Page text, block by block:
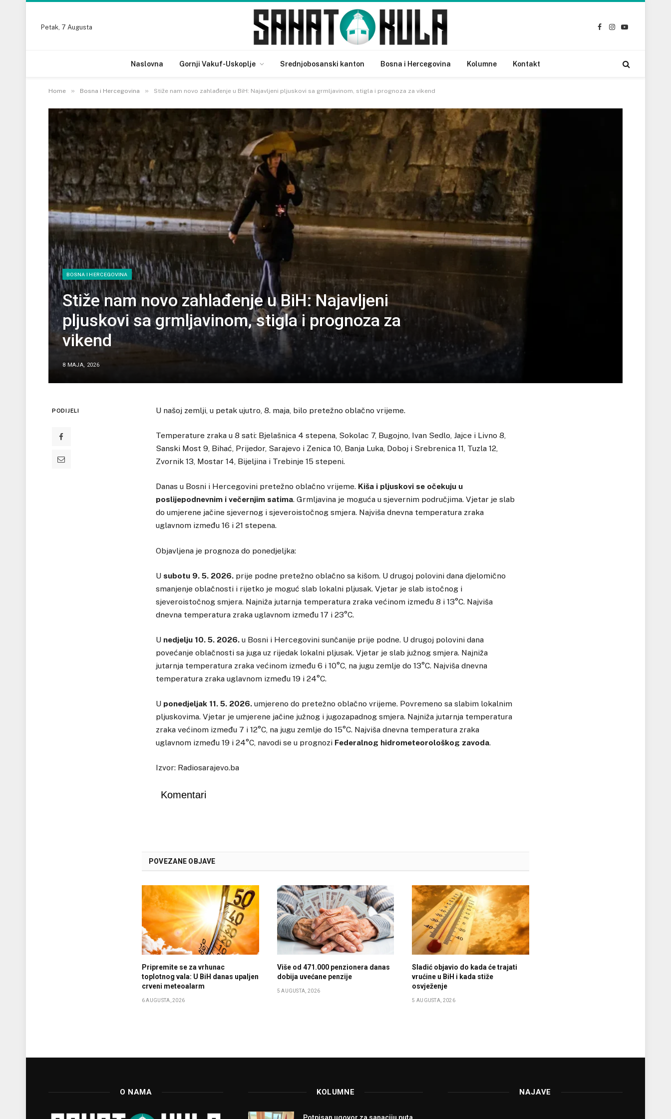
Petak, 7 Augusta
Facebook
Instagram
YouTube
Naslovna Gornji Vakuf-Uskoplje Srednjobosanski kanton Bosna i Hercegovina Kolumne Kontakt
Home » Bosna i Hercegovina » Stiže nam novo zahlađenje u BiH: Najavljeni pljuskovi sa grmljavinom, stigla i prognoza za vikend
BOSNA I HERCEGOVINA
Stiže nam novo zahlađenje u BiH: Najavljeni
pljuskovi sa grmljavinom, stigla i prognoza za
vikend
8 MAJA, 2026
PODIJELI U našoj zemlji, u petak ujutro, 8. maja, bilo pretežno oblačno vrijeme.
Temperature zraka u 8 sati: Bjelašnica 4 stepena, Sokolac 7, Bugojno, Ivan Sedlo, Jajce i Livno 8,
Sanski Most 9, Bihać, Prijedor, Sarajevo i Zenica 10, Banja Luka, Doboj i Srebrenica 11, Tuzla 12,
Zvornik 13, Mostar 14, Bijeljina i Trebinje 15 stepeni.
Danas u Bosni i Hercegovini pretežno oblačno vrijeme. Kiša i pljuskovi se očekuju u
poslijepodnevnim i večernjim satima. Grmljavina je moguća u sjevernim područjima. Vjetar je slab
do umjerene jačine sjevernog i sjeveroistočnog smjera. Najviša dnevna temperatura zraka
uglavnom između 16 i 21 stepena.
Objavljena je prognoza do ponedjeljka:
U subotu 9. 5. 2026. prije podne pretežno oblačno sa kišom. U drugoj polovini dana djelomično
smanjenje oblačnosti i rijetko je moguć slab lokalni pljusak. Vjetar je slab istočnog i
sjeveroistočnog smjera. Najniža jutarnja temperatura zraka većinom između 8 i 13°C. Najviša
dnevna temperatura zraka uglavnom između 17 i 23°C.
U nedjelju 10. 5. 2026. u Bosni i Hercegovini sunčanije prije podne. U drugoj polovini dana
povećanje oblačnosti sa juga uz rijedak lokalni pljusak. Vjetar je slab južnog smjera. Najniža
jutarnja temperatura zraka većinom između 6 i 10°C, na jugu zemlje do 13°C. Najviša dnevna
temperatura zraka uglavnom između 19 i 24°C.
U ponedjeljak 11. 5. 2026. umjereno do pretežno oblačno vrijeme. Povremeno sa slabim lokalnim
pljuskovima. Vjetar je umjerene jačine južnog i jugozapadnog smjera. Najniža jutarnja temperatura
zraka većinom između 7 i 12°C, na jugu zemlje do 15°C. Najviša dnevna temperatura zraka
uglavnom između 19 i 24°C, navodi se u prognozi Federalnog hidrometeorološkog zavoda.
Izvor: Radiosarajevo.ba
Komentari
POVEZANE OBJAVE
Pripremite se za vrhunac
toplotnog vala: U BiH danas upaljen
crveni meteoalarm
6 AUGUSTA, 2026
Više od 471.000 penzionera danas
dobija uvećane penzije
5 AUGUSTA, 2026
Sladić objavio do kada će trajati
vrućine u BiH i kada stiže
osvježenje
5 AUGUSTA, 2026
O NAMA KOLUMNE NAJAVE